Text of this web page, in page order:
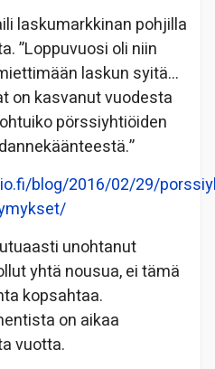
laskumarkkinan pohjilla
”Loppuvuosi oli niin
laskun syitä…
on kasvanut vuodesta
pörssiyhtiöiden
blog/2016/02/29/
unohtanut
yhtä nousua, ei tämä
kopsahtaa.
on aikaa
vuotta.